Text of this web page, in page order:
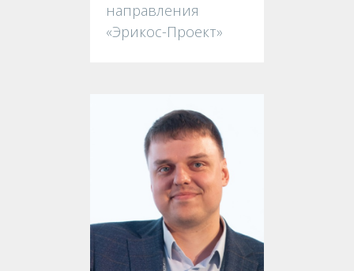
направления
«Эрикос-Проект»